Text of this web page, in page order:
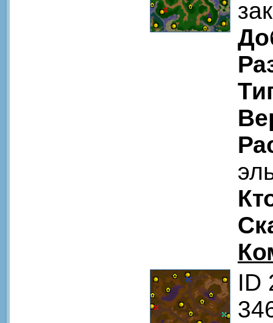
ID